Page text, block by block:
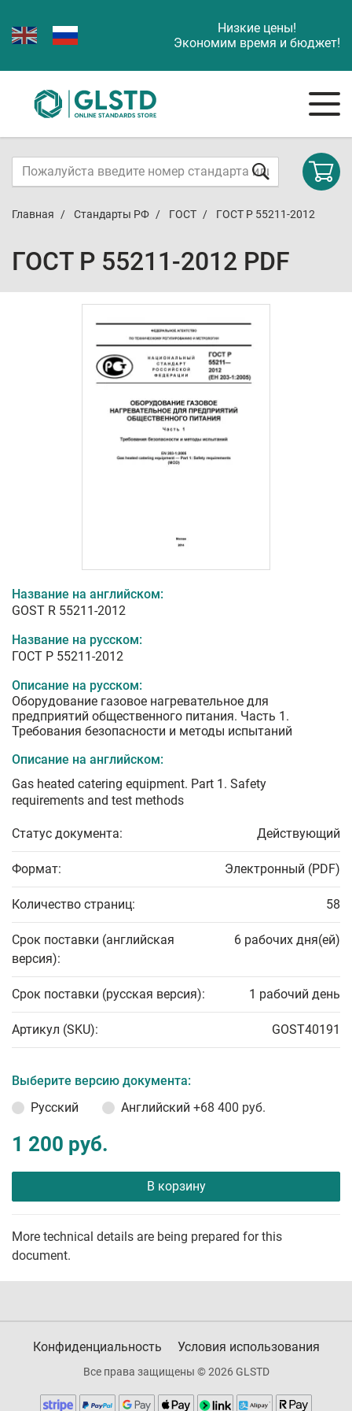
Низкие цены!
Экономим время и бюджет!
Главная Стандарты РФ ГОСТ ГОСТ Р 55211-2012
ГОСТ Р 55211-2012 PDF
Название на английском:
GOST R 55211-2012
Название на русском:
ГОСТ Р 55211-2012
Описание на русском:
Оборудование газовое нагревательное для
предприятий общественного питания. Часть 1.
Требования безопасности и методы испытаний
Описание на английском:
Gas heated catering equipment. Part 1. Safety
requirements and test methods
Статус документа: Действующий
Формат: Электронный (PDF)
Количество страниц: 58
Срок поставки (английская
версия):
6 рабочих дня(ей)
Срок поставки (русская версия): 1 рабочий день
Артикул (SKU): GOST40191
Выберите версию документа:
Русский
Английский +68 400 руб.
1 200 руб.
В корзину
More technical details are being prepared for this
document.
Конфиденциальность Условия использования
Все права защищены © 2026 GLSTD